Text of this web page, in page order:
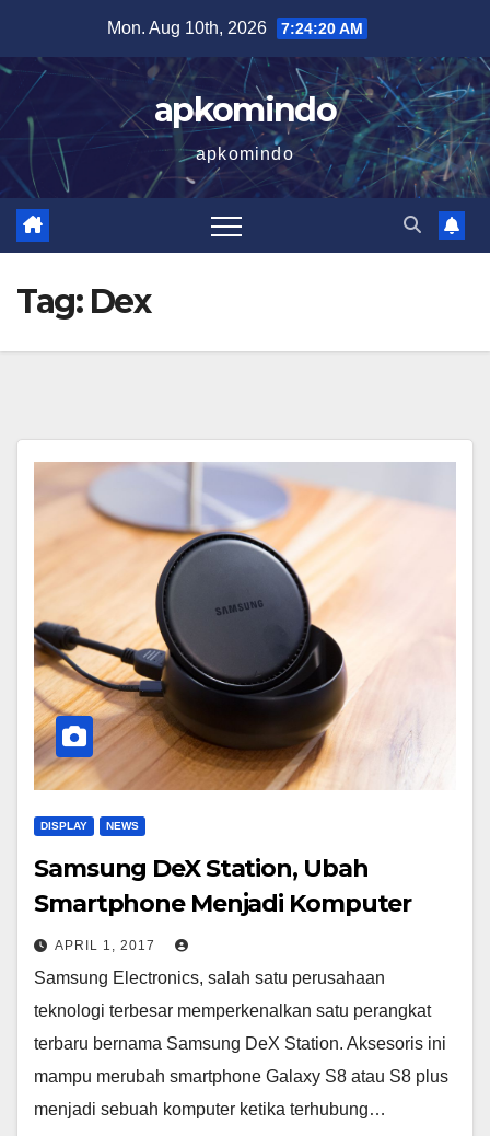
content
Mon. Aug 10th, 2026 7:24:21 AM
apkomindo
apkomindo
Tag: Dex
DISPLAY NEWS
Samsung DeX Station, Ubah
Smartphone Menjadi Komputer
APRIL 1, 2017
Samsung Electronics, salah satu perusahaan
teknologi terbesar memperkenalkan satu perangkat
terbaru bernama Samsung DeX Station. Aksesoris ini
mampu merubah smartphone Galaxy S8 atau S8 plus
menjadi sebuah komputer ketika terhubung…